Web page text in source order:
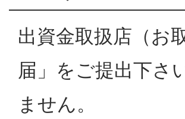
出資金取扱店（お
届」をご提出下さ
ません。